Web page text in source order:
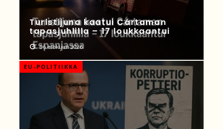
Turistijuna kaatui Cártaman
tapasjuhlilla – 17 loukkaantui
06 elokuun 2026
EU-POLITIIKKA